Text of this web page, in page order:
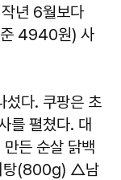
년 6월보다
4940원) 사
섰다. 쿠팡은 초
를 펼쳤다. 대
든 순살 닭백
탕(800g) △남